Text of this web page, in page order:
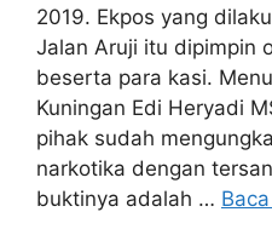
2019. Ekpos yang
Jalan Aruji itu dipimpin
beserta para kasi.
Kuningan Edi Heryadi
pihak sudah
narkotika dengan
buktinya adalah …